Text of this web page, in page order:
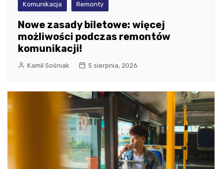
Komunikacja Remonty
Nowe zasady biletowe: więcej
możliwości podczas remontów
komunikacji!
Kamil Sośniak 5 sierpnia, 2026